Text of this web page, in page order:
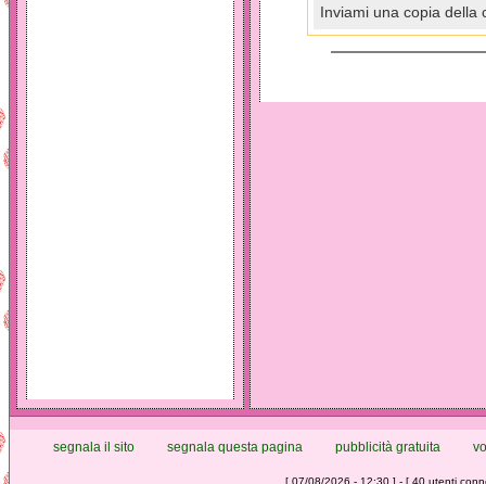
Inviami una copia della
segnala il sito segnala questa pagina pubblicità gratuita
[ 07/08/2026 - 12:30 ] - [ 40 utenti